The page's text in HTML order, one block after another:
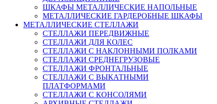
ШКАФЫ МЕТАЛЛИЧЕСКИЕ НАПОЛЬНЫЕ
МЕТАЛЛИЧЕСКИЕ ГАРДЕРОБНЫЕ ШКАФЫ
МЕТАЛЛИЧЕСКИЕ СТЕЛЛАЖИ
СТЕЛЛАЖИ ПЕРЕДВИЖНЫЕ
СТЕЛЛАЖИ ДЛЯ КОЛЕС
СТЕЛЛАЖИ С НАКЛОННЫМИ ПОЛКАМИ
СТЕЛЛАЖИ СРЕДНЕГРУЗОВЫЕ
СТЕЛЛАЖИ ФРОНТАЛЬНЫЕ
СТЕЛЛАЖИ С ВЫКАТНЫМИ
ПЛАТФОРМАМИ
СТЕЛЛАЖИ С КОНСОЛЯМИ